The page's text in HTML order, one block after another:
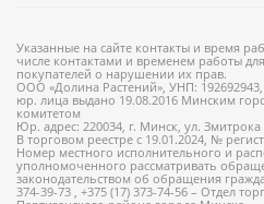
Указанные на сайте контакты и время
числе контактами и временем работы
покупателей о нарушении их прав.
ООО «Долина Растений», УНП: 192692943,
юр. лица выдано 19.08.2016 Минским
комитетом
Юр. адрес: 220034, г. Минск, ул. Змитрока
В торговом реестре с 19.01.2024, №
Номер местного исполнительного и
уполномоченного рассматривать
законодательством об обращения
374-39-73 , +375 (17) 373-74-56 – Отдел